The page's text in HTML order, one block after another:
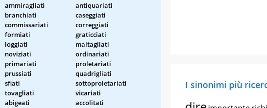
ammiragliati
antiquariati
branchiati
caseggiati
commissariati
correggiati
formiati
graticciati
loggiati
maltagliati
noviziati
ordinariati
primariati
proletariati
prussiati
quadrigliati
sfiati
sottoproletariati
tovagliati
vicariati
abigeati
accolitati
I sinonimi più